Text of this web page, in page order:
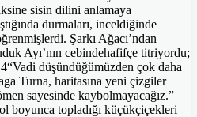
sisin dilini anlamaya
durmaları, inceldiğinde
Şarkı Ağacı’ndan
Ayı’nın cebindehafifçe titriyordu;
düşündüğümüzden çok daha
Turna, haritasına yeni çizgiler
sayesinde kaybolmayacağız.”
boyunca topladığı küçükçiçekleri